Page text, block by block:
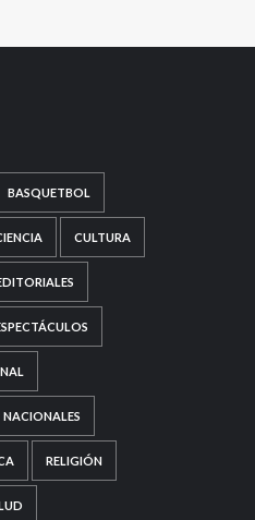
BASQUETBOL
CULTURA
NACIONALES
RELIGIÓN